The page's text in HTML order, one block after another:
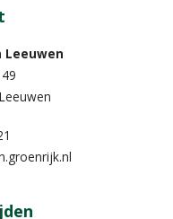
Leeuwen​